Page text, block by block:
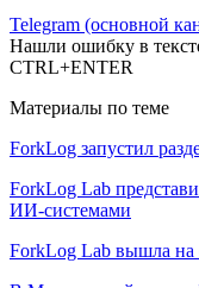
Telegram (основной
Нашли ошибку в
CTRL+ENTER
Материалы по теме
ForkLog запустил
ForkLog Lab
ИИ-системами
ForkLog Lab вышла